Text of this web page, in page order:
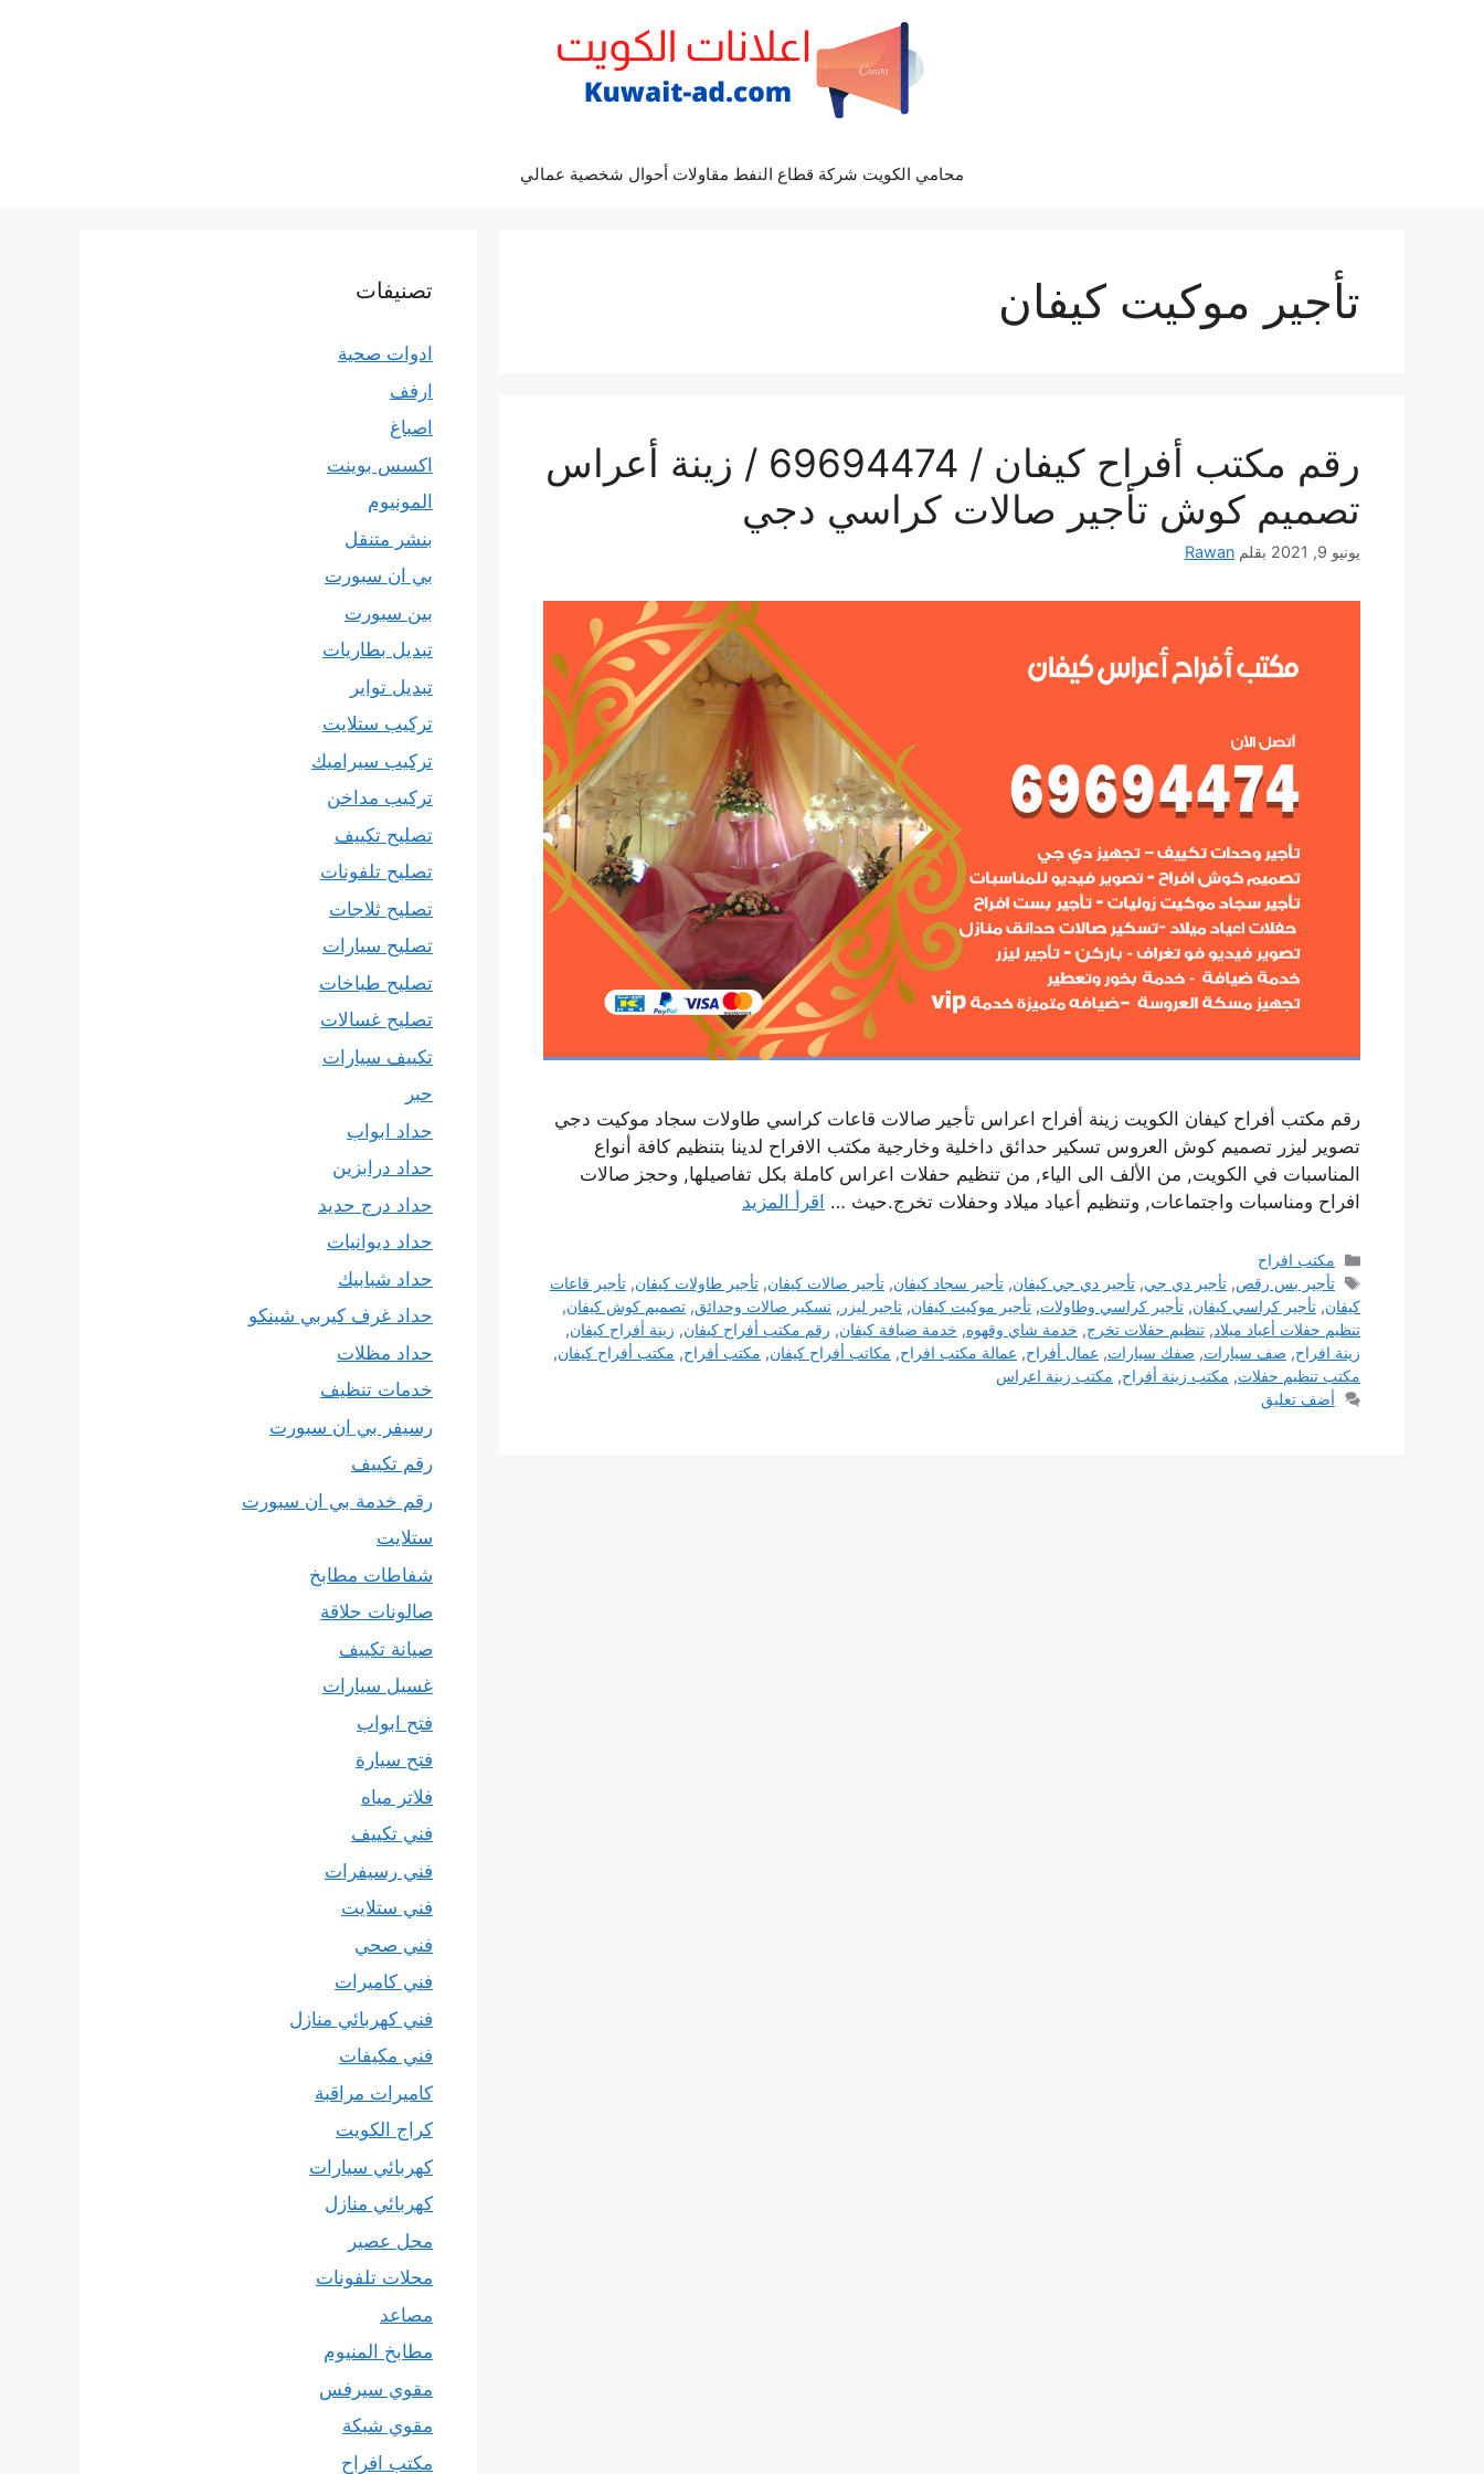
محامي الكويت شركة قطاع النفط مقاولات أحوال شخصية عمالي
تأجير موكيت كيفان
رقم مكتب أفراح كيفان / 69694474 / زينة أعراس
تصميم كوش تأجير صالات كراسي دجي
يونيو 9, 2021 بقلم Rawan
رقم مكتب أفراح كيفان الكويت زينة أفراح اعراس تأجير صالات قاعات كراسي طاولات سجاد موكيت دجي
تصوير ليزر تصميم كوش العروس تسكير حدائق داخلية وخارجية مكتب الافراح لدينا بتنظيم كافة أنواع
المناسبات في الكويت, من الألف الى الياء, من تنظيم حفلات اعراس كاملة بكل تفاصيلها, وحجز صالات
افراح ومناسبات واجتماعات, وتنظيم أعياد ميلاد وحفلات تخرج.حيث … اقرأ المزيد
التصنيفات
مكتب افراح
الوسوم
تأجير بس رقص,تأجير دي جي,تأجير دي جي كيفان,تأجير سجاد كيفان,تأجير صالات كيفان,تأجير طاولات كيفان,تأجير قاعات
كيفان, تأجير كراسي كيفان, تأجير كراسي وطاولات, تأجير موكيت كيفان, تاجير ليزر , تسكير صالات وحدائق, تصميم كوش كيفان,
تنظيم حفلات أعياد ميلاد, تنظيم حفلات تخرج, خدمة شاي وقهوه, خدمة ضيافة كيفان, رقم مكتب أفراح كيفان, زينة أفراح كيفان,
زينة افراح, صف سيارات, صفك سيارات, عمال أفراح, عمالة مكتب افراح, مكاتب أفراح كيفان, مكتب أفراح, مكتب أفراح كيفان,
مكتب تنظيم حفلات, مكتب زينة أفراح, مكتب زينة اعراس
أضف تعليق
تصنيفات
ادوات صحية
ارفف
اصباغ
اكسس بوينت
المونيوم
بنشر متنقل
بي ان سبورت
بين سبورت
تبديل بطاريات
تبديل تواير
تركيب ستلايت
تركيب سيراميك
تركيب مداخن
تصليح تكييف
تصليح تلفونات
تصليح ثلاجات
تصليح سيارات
تصليح طباخات
تصليح غسالات
تكييف سيارات
حبر
حداد ابواب
حداد درابزين
حداد درج حديد
حداد ديوانيات
حداد شبابيك
حداد غرف كيربي شينكو
حداد مظلات
خدمات تنظيف
رسيفر بي ان سبورت
رقم تكييف
رقم خدمة بي ان سبورت
ستلايت
شفاطات مطابخ
صالونات حلاقة
صيانة تكييف
غسيل سيارات
فتح ابواب
فتح سيارة
فلاتر مياه
فني تكييف
فني رسيفرات
فني ستلايت
فني صحي
فني كاميرات
فني كهربائي منازل
فني مكيفات
كاميرات مراقبة
كراج الكويت
كهربائي سيارات
كهربائي منازل
محل عصير
محلات تلفونات
مصاعد
مطابخ المنيوم
مقوي سيرفس
مقوي شبكة
مكتب افراح